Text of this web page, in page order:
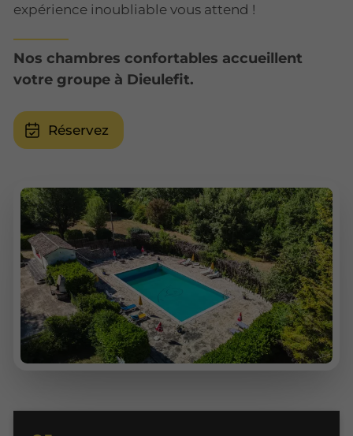
expérience inoubliable vous attend !
Nos chambres confortables accueillent
votre groupe à Dieulefit.
Réservez